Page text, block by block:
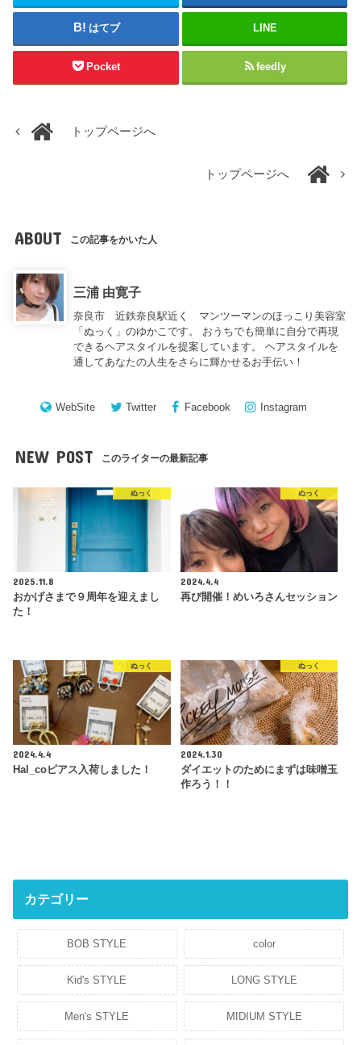
はてブ LINE
Pocket feedly
トップページへ
トップページへ
ABOUT この記事をかいた人
三浦 由寛子
奈良市 近鉄奈良駅近く マンツーマンのほっこり美容室
「ぬっく」のゆかこです。 おうちでも簡単に自分で再現
できるヘアスタイルを提案しています。 ヘアスタイルを
通してあなたの人生をさらに輝かせるお手伝い！
WebSite Twitter Facebook Instagram
NEW POST このライターの最新記事
ぬっく
2025.11.8
おかげさまで９周年を迎えまし
た！
ぬっく
2024.4.4
再び開催！めいろさんセッション
ぬっく
2024.4.4
Hal_coピアス入荷しました！
ぬっく
2024.1.30
ダイエットのためにまずは味噌玉
作ろう！！
カテゴリー
BOB STYLE color
Kid's STYLE LONG STYLE
Men's STYLE MIDIUM STYLE